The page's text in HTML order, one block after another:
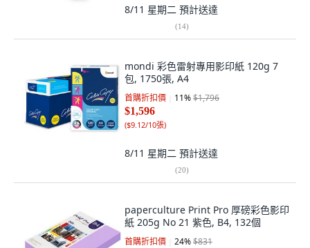
8/11 星期二 預計送達
(14)
mondi 彩色雷射專用影印紙 120g 7
包, 1750張, A4
首購折扣價 11%$1,796
$1,596
($9.12/10張)
8/11 星期二 預計送達
(20)
paperculture Print Pro 厚磅彩色影印
紙 205g No 21 紫色, B4, 132個
首購折扣價 24%$831